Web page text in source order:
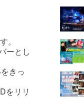
。
ーとし
きっ
をリリ